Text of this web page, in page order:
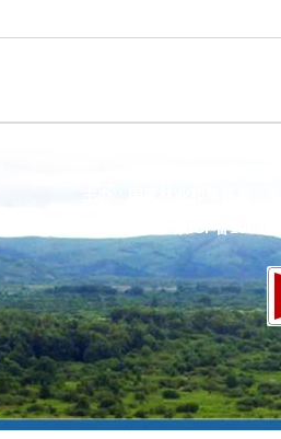
京ICP备